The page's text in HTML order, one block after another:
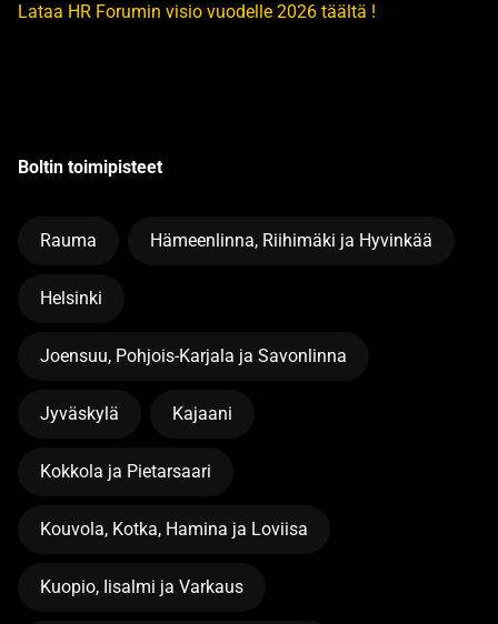
Lataa HR Forumin visio vuodelle 2026 täältä !
Boltin toimipisteet
Rauma Hämeenlinna, Riihimäki ja Hyvinkää
Helsinki
Joensuu, Pohjois-Karjala ja Savonlinna
Jyväskylä Kajaani
Kokkola ja Pietarsaari
Kouvola, Kotka, Hamina ja Loviisa
Kuopio, Iisalmi ja Varkaus